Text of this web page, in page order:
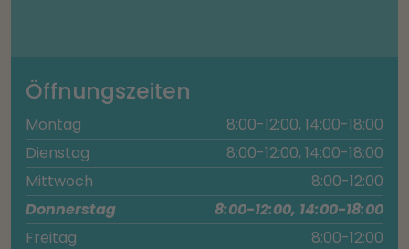
Öffnungszeiten
Montag
8:00-12:00, 14:00-18:00
Dienstag
8:00-12:00, 14:00-18:00
Mittwoch
8:00-12:00
Donnerstag
8:00-12:00, 14:00-18:00
Freitag
8:00-12:00